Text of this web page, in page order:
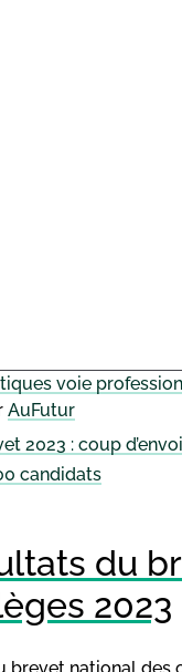
voie
AuFutur
2023 : coup
candidats
du
2023